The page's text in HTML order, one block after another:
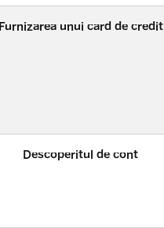
Furnizarea unui card de credit
Descoperitul de cont